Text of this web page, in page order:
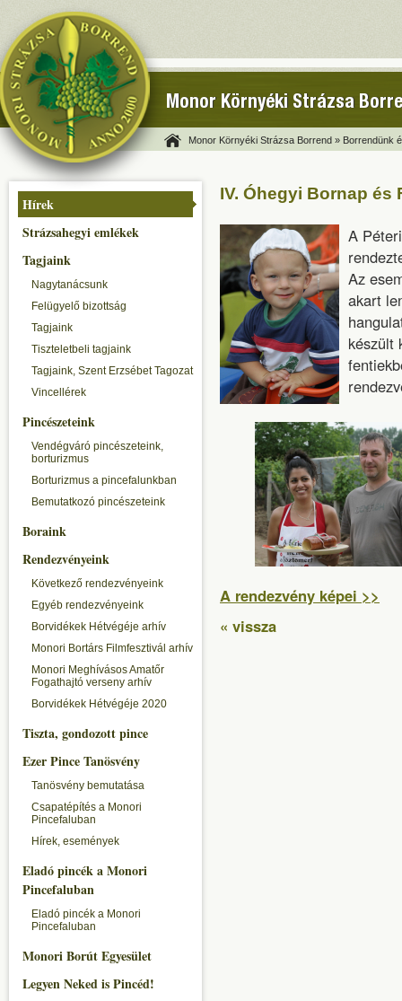
Monor Környéki Strázsa
Monor Környéki Strázsa Borrend » Borrendünk
Hírek
Strázsahegyi emlékek
Tagjaink
Nagytanácsunk
Felügyelő bizottság
Tagjaink
Tiszteletbeli tagjaink
Tagjaink, Szent Erzsébet Tagozat
Vincellérek
Pincészeteink
Vendégváró pincészeteink,
borturizmus
Borturizmus a pincefalunkban
Bemutatkozó pincészeteink
Boraink
Rendezvényeink
Következő rendezvényeink
Egyéb rendezvényeink
Borvidékek Hétvégéje arhív
Monori Bortárs Filmfesztivál arhív
Monori Meghívásos Amatőr
Fogathajtó verseny arhív
Borvidékek Hétvégéje 2020
Tiszta, gondozott pince
Ezer Pince Tanösvény
Tanösvény bemutatása
Csapatépítés a Monori
Pincefaluban
Hírek, események
Eladó pincék a Monori
Pincefaluban
Eladó pincék a Monori
Pincefaluban
Monori Borút Egyesület
Legyen Neked is Pincéd!
IV. Óhegyi Bornap és
A
Az
akart
készült
A rendezvény képei >>
« vissza